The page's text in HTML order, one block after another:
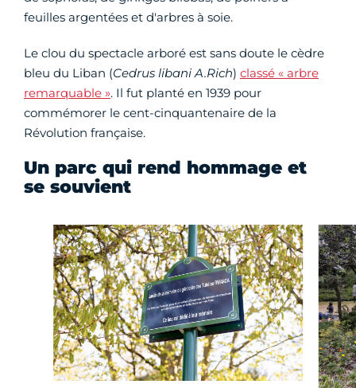
feuilles argentées et d'arbres à soie.
Le clou du spectacle arboré est sans doute le cèdre
bleu du Liban (Cedrus libani A.Rich) classé « arbre
remarquable ». Il fut planté en 1939 pour
commémorer le cent-cinquantenaire de la
Révolution française.
Un parc qui rend hommage et
se souvient